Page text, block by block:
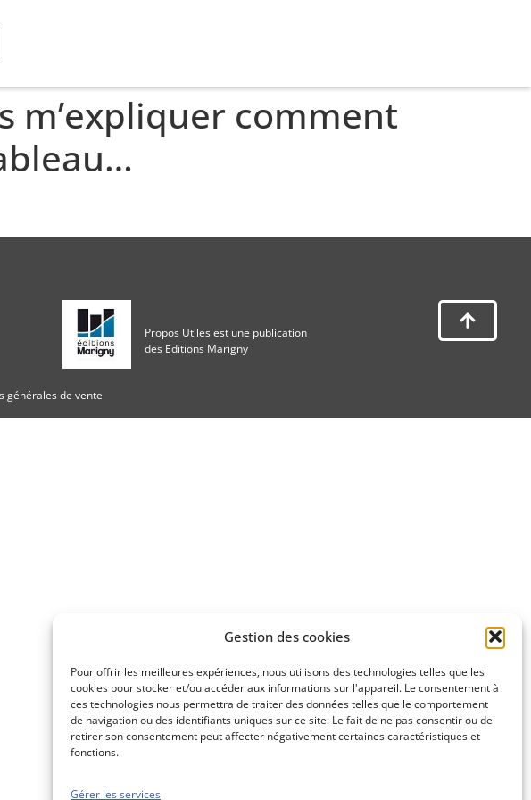
Gestion des cookies
Pour offrir les meilleures expériences, nous utilisons des technologies telles que les
cookies pour stocker et/ou accéder aux informations sur l'appareil. Le consentement à
ces technologies nous permettra de traiter des données telles que le comportement
de navigation ou des identifiants uniques sur ce site. Le fait de ne pas consentir ou de
retirer son consentement peut affecter négativement certaines caractéristiques et
fonctions.
Gérer les services
m’expliquer comment
Propos Utiles est une publication
des Editions Marigny
générales de vente